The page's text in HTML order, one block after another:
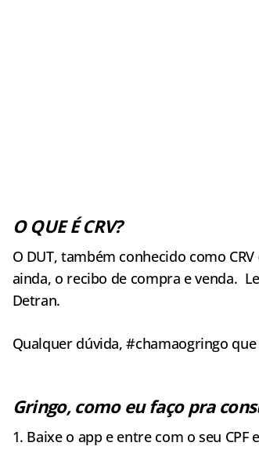
O QUE É CRV?
O DUT, também conhecido como
ainda, o recibo de compra e venda.
Detran.
Qualquer dúvida, #chamaogringo
Gringo, como eu faço pra
1. Baixe o app e entre com o seu CPF